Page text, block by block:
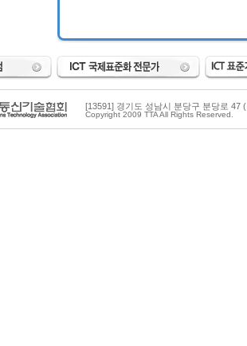
[13591] 경기도 성남시 분당구 분당로 47
Copyright 2009 TTA All Rights Reserved.